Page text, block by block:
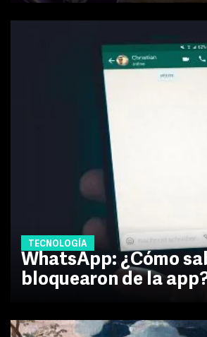
TECNOLOGÍA
WhatsApp: ¿Cómo
bloquearon de la